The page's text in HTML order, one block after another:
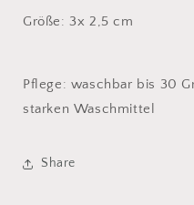
Größe: 3x 2,5 cm
Pflege: waschbar bis 30
starken Waschmittel
Share